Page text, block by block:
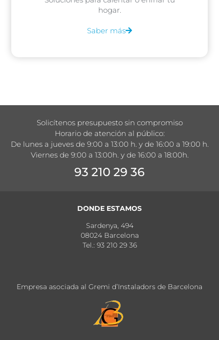
hogar.
Saber más
Solicítenos presupuesto sin compromiso
Horario de atención al público:
De lunes a jueves de 9:00 a 13:00 h. y de 16:00 a 19:00 h.
Viernes de 9:00 a 13:00h. y de 16:00 a 18:00h.
93 210 29 36
DONDE ESTAMOS
Sardenya, 494
08024 Barcelona
Tel.: 93 210 29 36
Empresa asociada al Gremi d’Instaladors de Barcelona